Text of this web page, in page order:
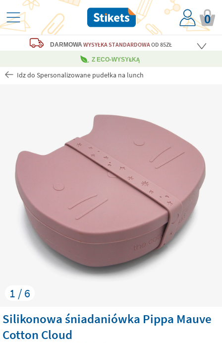
0
DARMOWA WYSYŁKA STANDARDOWAOD 85ZŁ
Z ECO-WYSYŁKĄ
Idz do Spersonalizowane pudełka na lunch
1 / 6
Silikonowa śniadaniówka Pippa Mauve
Cotton Cloud